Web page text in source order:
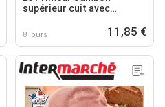
supérieur cuit avec
8 jours 11,85 €